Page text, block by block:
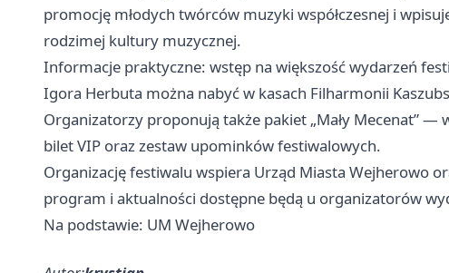
promocję młodych twórców muzyki współczesnej i
rodzimej kultury muzycznej.
Informacje praktyczne: wstęp na większość wydarzeń
Igora Herbuta można nabyć w kasach Filharmonii
Organizatorzy proponują także pakiet „Mały Mecenat”
bilet VIP oraz zestaw upominków festiwalowych.
Organizację festiwalu wspiera Urząd Miasta Wejherowo
program i aktualności dostępne będą u organizatorów
Na podstawie: UM Wejherowo